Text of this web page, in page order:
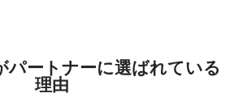
パートナーに選ばれている
理由